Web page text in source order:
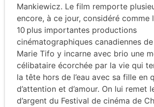
Mankiewicz. Le film remporte
encore, à ce jour, considéré comme
10 plus importantes productions
cinématographiques canadiennes de
Marie Tifo y incarne avec brio une
célibataire écorchée par la vie qui
la tête hors de l’eau avec sa fille en
d’attention et d’amour. On lui remet
d’argent du Festival de cinéma de